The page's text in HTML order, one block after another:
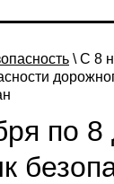
\ С 8
по 8